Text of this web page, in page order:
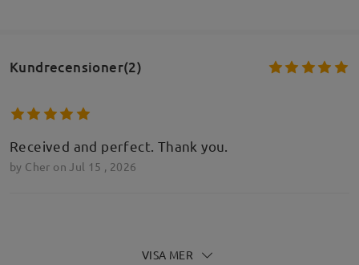
Kundrecensioner(2)
Received and perfect. Thank you.
by Cher on Jul 15 , 2026
VISA MER